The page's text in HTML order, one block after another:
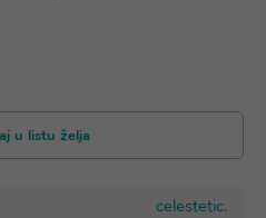
u listu želja
celestetic.